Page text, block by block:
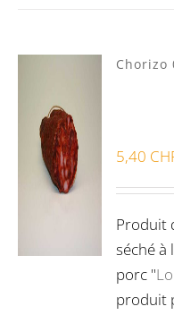
Chorizo
5,40
Produit
séché à
porc "
produit